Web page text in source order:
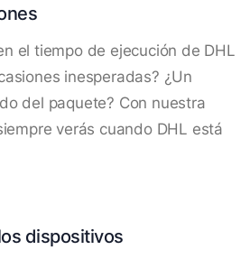
el tiempo de ejecución de DHL
inesperadas? ¿Un
del paquete? Con nuestra
verás cuando DHL está
dispositivos